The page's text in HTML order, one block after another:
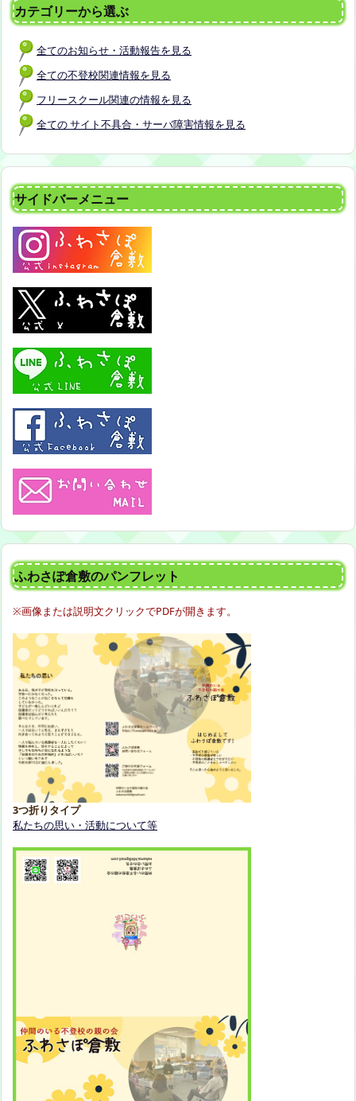
カテゴリーから選ぶ
全てのお知らせ・活動報告を見る
全ての不登校関連情報を見る
フリースクール関連の情報を見る
全ての サイト不具合・サーバ障害情報を見る
サイドバーメニュー
ふわさぽ倉敷のパンフレット
※画像または説明文クリックでPDFが開きます。
3つ折りタイプ
私たちの思い・活動について等